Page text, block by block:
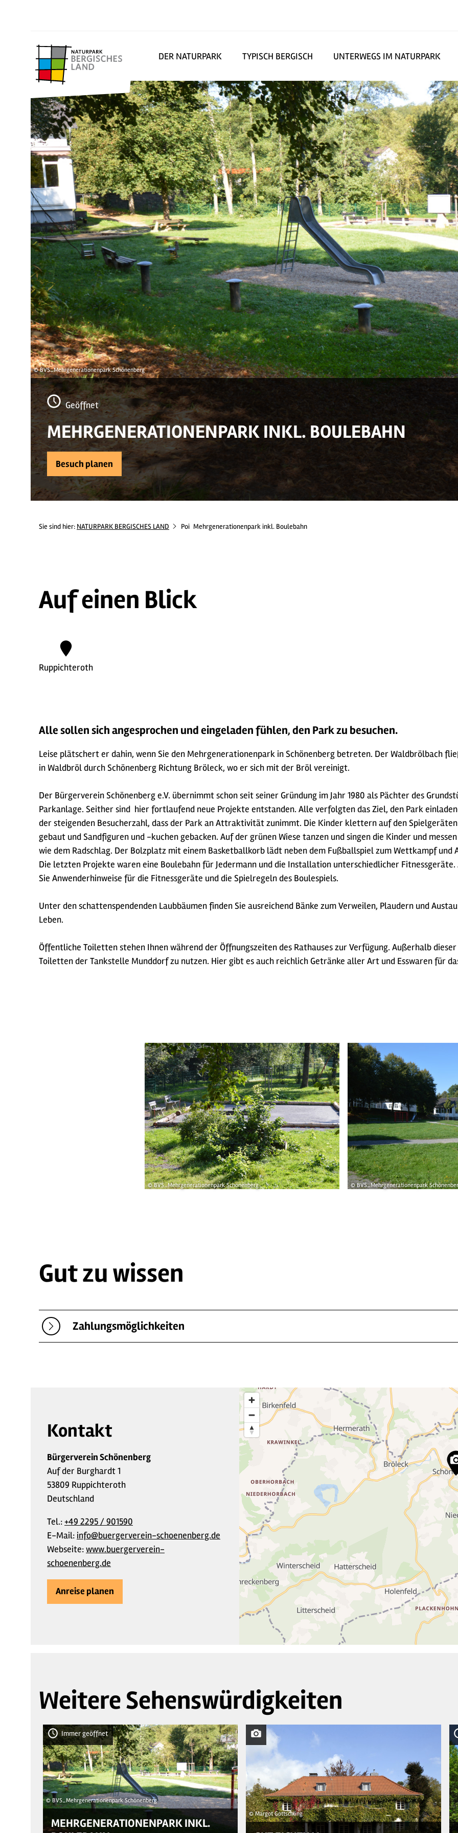
DER NATURPARK TYPISCH BERGISCH UNTERWEGS IM NATURPARK
© BVS_Mehrgenerationenpark Schönenberg
Geöffnet
MEHRGENERATIONENPARK INKL. BOULEBAHN
Besuch planen
Sie sind hier: NATURPARK BERGISCHES LAND Poi Mehrgenerationenpark inkl. Boulebahn
Auf einen Blick
Ruppichteroth
Alle sollen sich angesprochen und eingeladen fühlen, den Park zu besuchen.
Leise plätschert er dahin, wenn Sie den Mehrgenerationenpark in Schönenberg betreten. Der Waldbrölbach
in Waldbröl durch Schönenberg Richtung Bröleck, wo er sich mit der Bröl vereinigt.
Der Bürgerverein Schönenberg e.V. übernimmt schon seit seiner Gründung im Jahr 1980 als Pächter des
Parkanlage. Seither sind hier fortlaufend neue Projekte entstanden. Alle verfolgten das Ziel, den Park
der steigenden Besucherzahl, dass der Park an Attraktivität zunimmt. Die Kinder klettern auf den
gebaut und Sandfiguren und -kuchen gebacken. Auf der grünen Wiese tanzen und singen die Kinder und
wie dem Radschlag. Der Bolzplatz mit einem Basketballkorb lädt neben dem Fußballspiel zum Wettkampf und
Die letzten Projekte waren eine Boulebahn für Jedermann und die Installation unterschiedlicher
Sie Anwenderhinweise für die Fitnessgeräte und die Spielregeln des Boulespiels.
Unter den schattenspendenden Laubbäumen finden Sie ausreichend Bänke zum Verweilen, Plaudern und
Leben.
Öffentliche Toiletten stehen Ihnen während der Öffnungszeiten des Rathauses zur Verfügung. Außerhalb
Toiletten der Tankstelle Munddorf zu nutzen. Hier gibt es auch reichlich Getränke aller Art und Esswaren für
© BVS_Mehrgenerationenpark Schönenberg © BVS_Mehrgenerationenpark
Gut zu wissen
Zahlungsmöglichkeiten
Kontakt
Bürgerverein Schönenberg
Auf der Burghardt 1
53809 Ruppichteroth
Deutschland
Tel.:+49 2295 / 901590
E-Mail: info@buergerverein-schoenenberg.de
Webseite:www.buergerverein-
schoenenberg.de
Anreise planen
Weitere Sehenswürdigkeiten
Immer geöffnet
© BVS_Mehrgenerationenpark Schönenberg
MEHRGENERATIONENPARK INKL.
© Margot Gottschling